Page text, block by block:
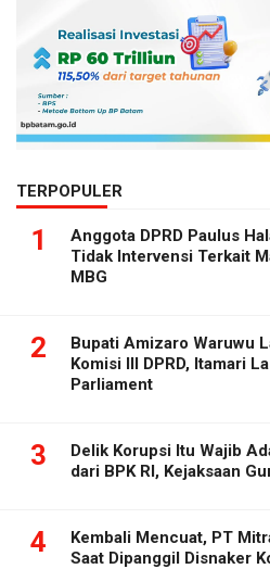
TERPOPULER
1
Anggota DPRD Paulus
Tidak Intervensi Terkait
MBG
2
Bupati Amizaro Waruwu
Komisi III DPRD, Itamari
Parliament
3
Delik Korupsi Itu Wajib
dari BPK RI, Kejaksaan
4
Kembali Mencuat, PT
Saat Dipanggil Disnaker